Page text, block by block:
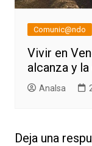
Comunic@ndo
Vivir en
alcanza y
AnaIsa
Deja una